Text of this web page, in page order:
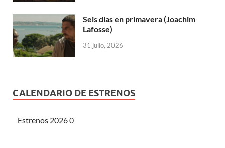
Seis días en primavera (Joachim
Lafosse)
31 julio, 2026
CALENDARIO DE ESTRENOS
Estrenos 20260